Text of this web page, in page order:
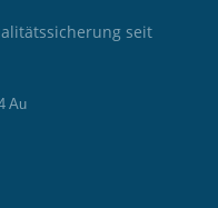
seit
Au